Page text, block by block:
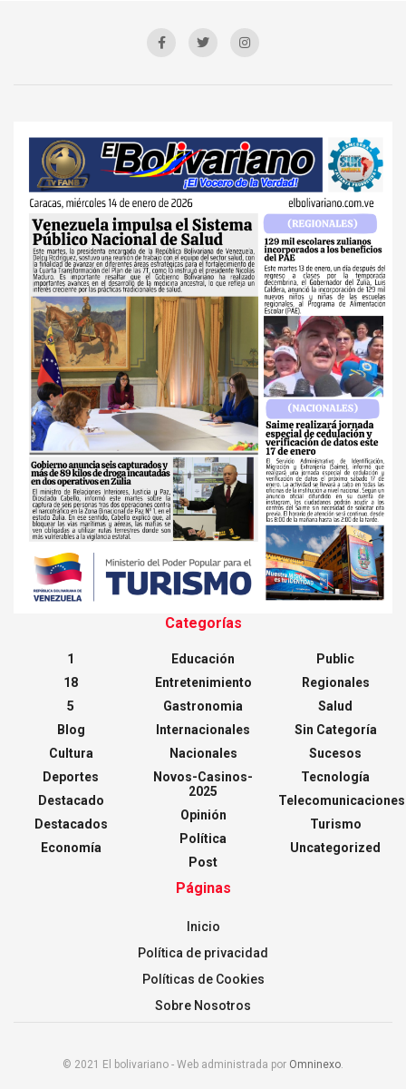
Categorías
1
18
5
Blog
Cultura
Deportes
Destacado
Destacados
Economía
Educación
Entretenimiento
Gastronomia
Internacionales
Nacionales
Novos-Casinos-
2025
Opinión
Política
Post
Public
Regionales
Salud
Sin Categoría
Sucesos
Tecnología
Telecomunicaciones
Turismo
Uncategorized
Páginas
Inicio
Política de privacidad
Políticas de Cookies
Sobre Nosotros
© 2021 El bolivariano - Web administrada por Omninexo